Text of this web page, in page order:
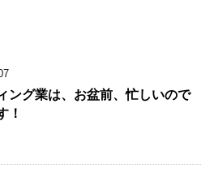
ング業は、お盆前、忙しいので
！